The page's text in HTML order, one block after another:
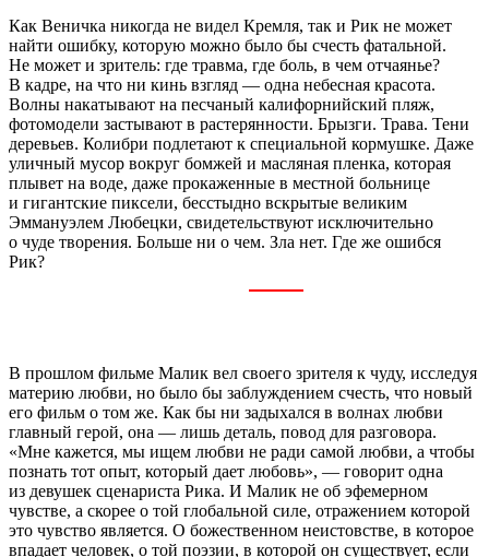
Как Веничка никогда не видел Кремля, так и Рик не может
найти ошибку, которую можно было бы счесть фатальной.
Не может и зритель: где травма, где боль, в чем отчаянье?
В кадре, на что ни кинь взгляд — одна небесная красота.
Волны накатывают на песчаный калифорнийский пляж,
фотомодели застывают в растерянности. Брызги. Трава. Тени
деревьев. Колибри подлетают к специальной кормушке. Даже
уличный мусор вокруг бомжей и масляная пленка, которая
плывет на воде, даже прокаженные в местной больнице
и гигантские пиксели, бесстыдно вскрытые великим
Эммануэлем Любецки, свидетельствуют исключительно
о чуде творения. Больше ни о чем. Зла нет. Где же ошибся
Рик?
В прошлом фильме Малик вел своего зрителя к чуду, исследуя
материю любви, но было бы заблуждением счесть, что новый
его фильм о том же. Как бы ни задыхался в волнах любви
главный герой, она — лишь деталь, повод для разговора.
«Мне кажется, мы ищем любви не ради самой любви, а чтобы
познать тот опыт, который дает любовь», — говорит одна
из девушек сценариста Рика. И Малик не об эфемерном
чувстве, а скорее о той глобальной силе, отражением которой
это чувство является. О божественном неистовстве, в которое
впадает человек, о той поэзии, в которой он существует, если